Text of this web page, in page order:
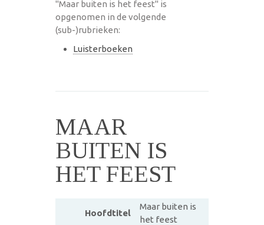
"Maar buiten is het feest" is
opgenomen in de volgende
(sub-)rubrieken:
Luisterboeken
MAAR
BUITEN IS
HET FEEST
Hoofdtitel
Maar buiten is
het feest